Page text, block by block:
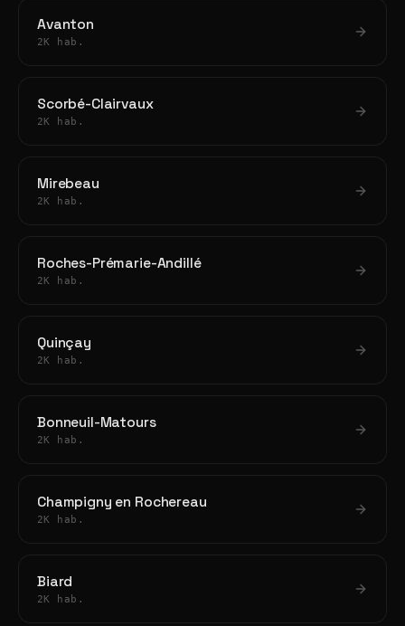
Avanton
2K hab.
Scorbé-Clairvaux
2K hab.
Mirebeau
2K hab.
Roches-Prémarie-Andillé
2K hab.
Quinçay
2K hab.
Bonneuil-Matours
2K hab.
Champigny en Rochereau
2K hab.
Biard
2K hab.